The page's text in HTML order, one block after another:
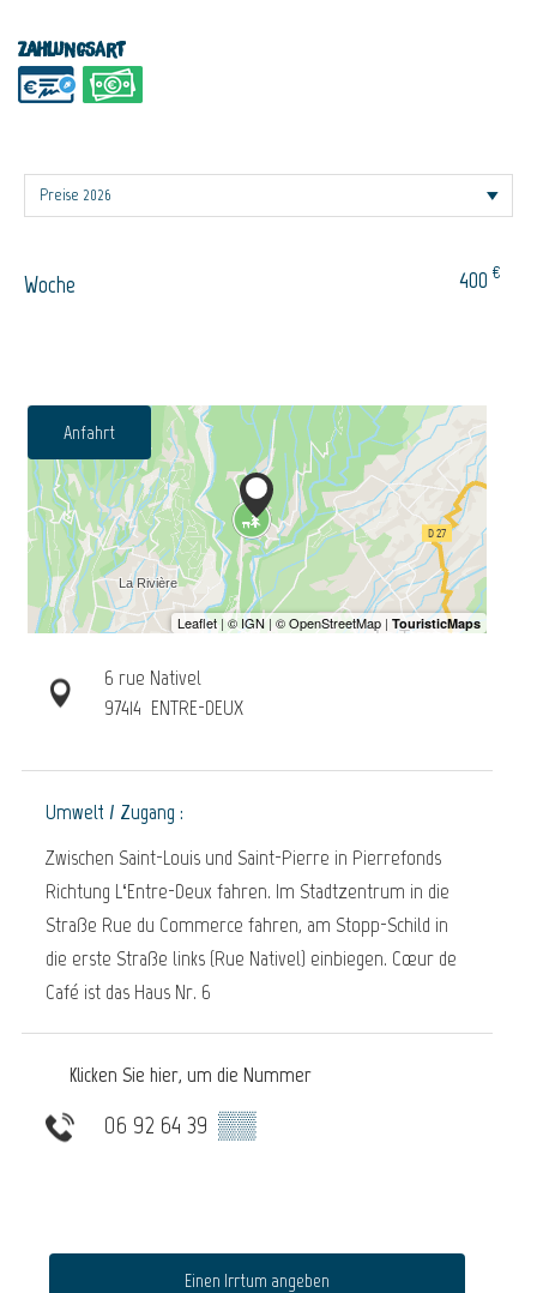
Zahlungsart
Woche 400 €
Anfahrt
6 rue Nativel
97414 ENTRE-DEUX
Umwelt / Zugang :
Zwischen Saint-Louis und Saint-Pierre in Pierrefonds
Richtung L‘Entre-Deux fahren. Im Stadtzentrum in die
Straße Rue du Commerce fahren, am Stopp-Schild in
die erste Straße links (Rue Nativel) einbiegen. Cœur de
Café ist das Haus Nr. 6
Klicken Sie hier, um die Nummer
06 92 64 39 ▒▒
Einen Irrtum angeben